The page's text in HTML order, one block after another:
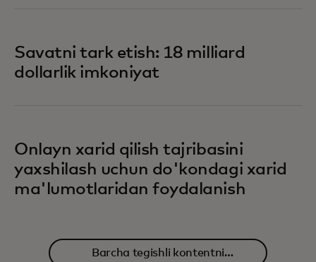
Savatni tark etish: 18 milliard
dollarlik imkoniyat
Onlayn xarid qilish tajribasini
yaxshilash uchun do'kondagi xarid
ma'lumotlaridan foydalanish
Barcha tegishli kontentni